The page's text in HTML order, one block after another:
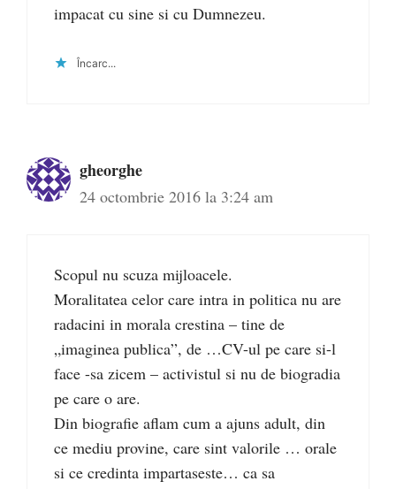
impacat cu sine si cu Dumnezeu.
Încarc...
gheorghe
24 octombrie 2016 la 3:24 am
Scopul nu scuza mijloacele.
Moralitatea celor care intra in politica nu are
radacini in morala crestina – tine de
„imaginea publica”, de …CV-ul pe care si-l
face -sa zicem – activistul si nu de biogradia
pe care o are.
Din biografie aflam cum a ajuns adult, din
ce mediu provine, care sint valorile … orale
si ce credinta impartaseste… ca sa